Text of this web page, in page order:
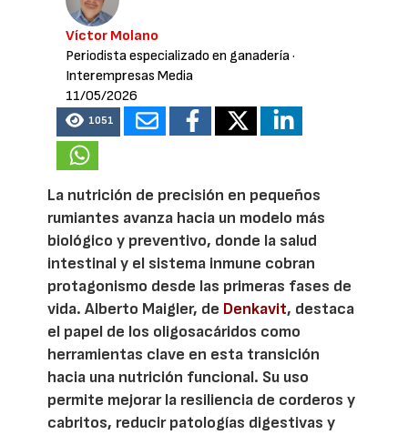
Víctor Molano
Periodista especializado en ganadería·
Interempresas Media
11/05/2026
1051
La nutrición de precisión en pequeños
rumiantes avanza hacia un modelo más
biológico y preventivo, donde la salud
intestinal y el sistema inmune cobran
protagonismo desde las primeras fases de
vida. Alberto Maigler, de Denkavit, destaca
el papel de los oligosacáridos como
herramientas clave en esta transición
hacia una nutrición funcional. Su uso
permite mejorar la resiliencia de corderos y
cabritos, reducir patologías digestivas y